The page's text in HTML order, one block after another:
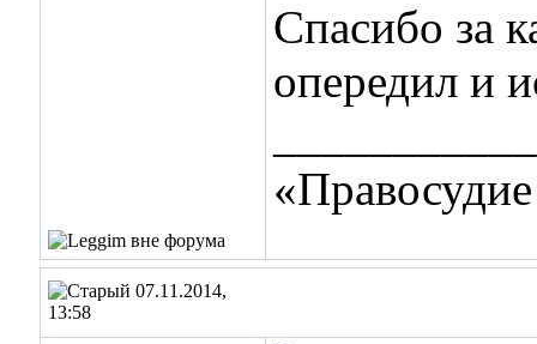
Спасибо за
опередил и
07.11.2014,
13:58